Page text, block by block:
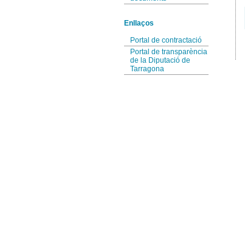
Enllaços
Portal de contractació
Portal de transparència
de la Diputació de
Tarragona